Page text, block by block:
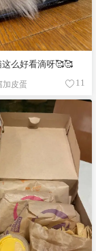
么好看滴呀🥰🥰
加皮蛋 11